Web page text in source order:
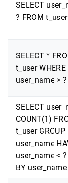
SELECT
? FROM t_user
SELECT *
t_user WHERE
user_name > ?
SELECT
COUNT(1)
t_user GROUP
user_name
user_name < ?
BY user_name